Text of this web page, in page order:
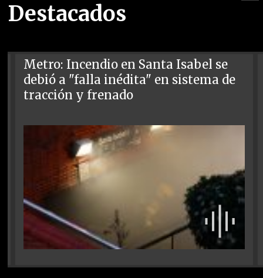
Destacados
Metro: Incendio en Santa Isabel se
debió a "falla inédita" en sistema de
tracción y frenado